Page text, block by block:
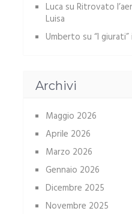
Luca su Ritrovato
Luisa
Umberto su “I
Archivi
Maggio 2026
Aprile 2026
Marzo 2026
Gennaio 2026
Dicembre 2025
Novembre 2025